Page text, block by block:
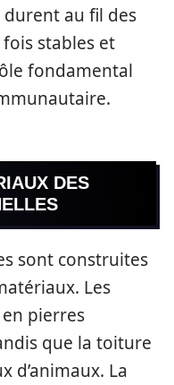
au fil des
fois stables et
fondamental
DES
sont construites
Les
pierres
que la toiture
d’animaux. La